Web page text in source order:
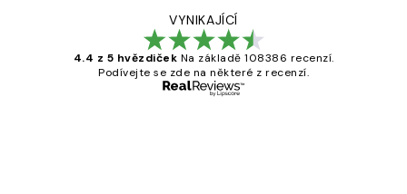
VYNIKAJÍCÍ
4.4 z 5 hvězdiček Na základě 108386 recenzí.
Podívejte se zde na některé z recenzí.